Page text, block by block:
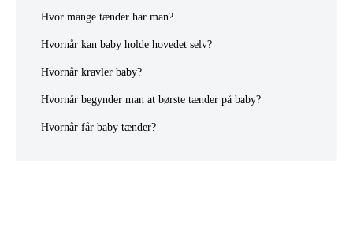
Hvor mange tænder har man?
Hvornår kan baby holde hovedet selv?
Hvornår kravler baby?
Hvornår begynder man at børste tænder på baby?
Hvornår får baby tænder?